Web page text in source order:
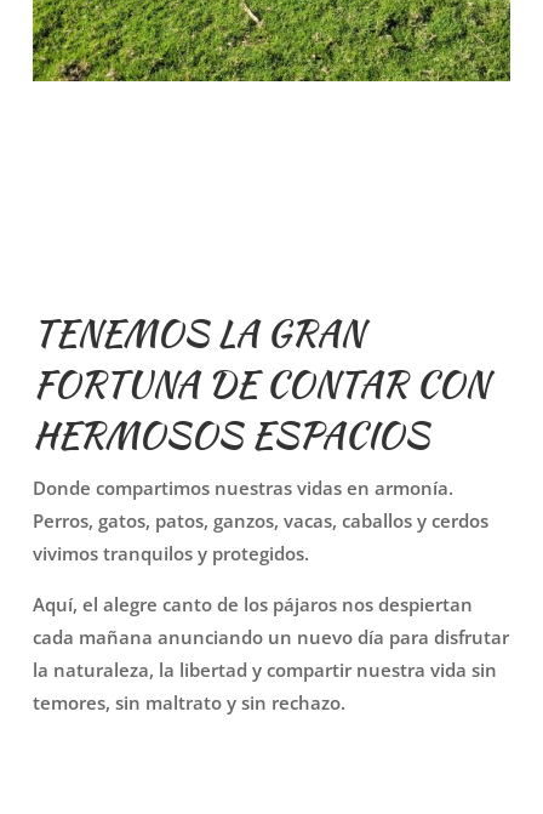
TENEMOS LA GRAN
FORTUNA DE CONTAR CON
HERMOSOS ESPACIOS
Donde compartimos nuestras vidas en armonía.
Perros, gatos, patos, ganzos, vacas, caballos y cerdos
vivimos tranquilos y protegidos.
Aquí, el alegre canto de los pájaros nos despiertan
cada mañana anunciando un nuevo día para disfrutar
la naturaleza, la libertad y compartir nuestra vida sin
temores, sin maltrato y sin rechazo.